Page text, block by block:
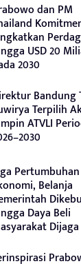
dan PM
USD 20
2030
Bandung
Terpilih
ATVLI
Pertumbuhan
Belanja
Daya Beli
Dijaga